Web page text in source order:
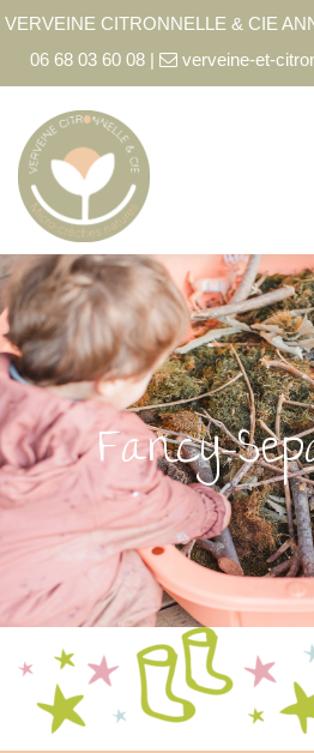
VERVEINE CITRONNELLE & CIE
06 68 03 60 08 |
verveine-et-
Fancy-